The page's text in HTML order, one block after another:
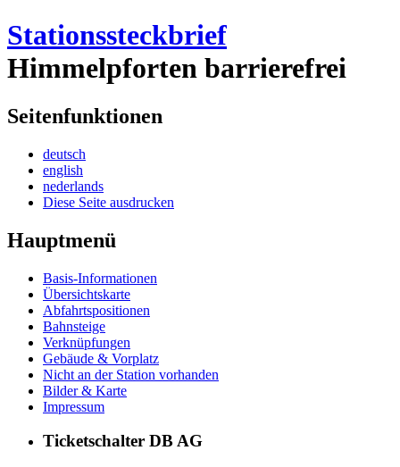
Stationssteckbrief
Himmelpforten barrierefrei
Seitenfunktionen
deutsch
english
nederlands
Diese Seite ausdrucken
Hauptmenü
Basis-Informationen
Übersichtskarte
Abfahrtspositionen
Bahnsteige
Verknüpfungen
Gebäude & Vorplatz
Nicht an der Station vorhanden
Bilder & Karte
Impressum
Ticketschalter DB AG